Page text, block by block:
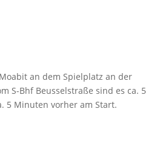
an dem Spielplatz an der
S-Bhf Beusselstraße sind es ca. 5
5 Minuten vorher am Start.